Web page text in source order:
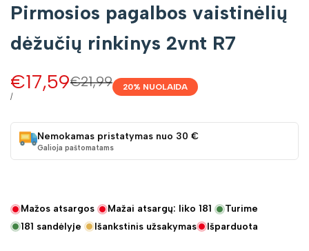
Pirmosios pagalbos vaistinėlių
dėžučių rinkinys 2vnt R7
Įprasta
€21,99
Pardavimo
kaina
€17,59
VIENETO
/
20% NUOLAIDA
Nemokamas pristatymas nuo 30 €
Galioja paštomatams
Mažos atsargos Mažai atsargų: liko 181
Turime
181 sandėlyje Išankstinis užsakymas Išparduota